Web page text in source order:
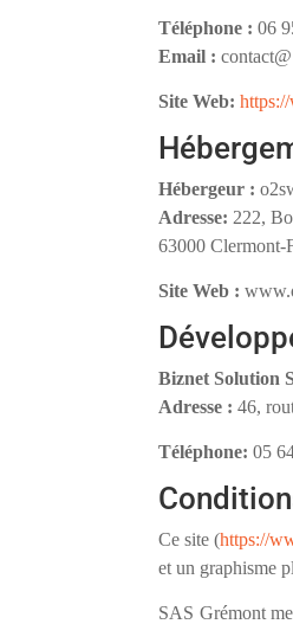
Téléphone :06
Email :
Site Web:
Hébergeur :
Adresse: 222,
63000 Clermont-
Site Web :
Biznet Solution
Adresse : 46,
Téléphone: 05
Ce site (https://
et un graphisme
SAS Grémont